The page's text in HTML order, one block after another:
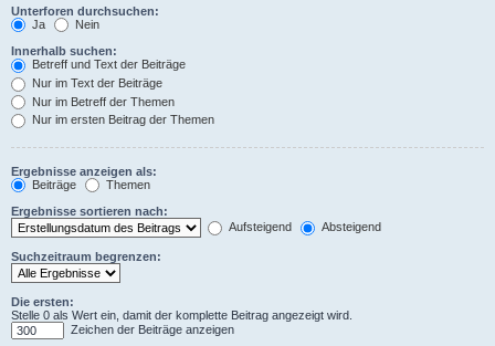
Unterforen durchsuchen:
Ja
Nein
Innerhalb suchen:
Betreff und Text der Beiträge
Nur im Text der Beiträge
Nur im Betreff der Themen
Nur im ersten Beitrag der Themen
Ergebnisse anzeigen als:
Beiträge
Themen
Ergebnisse sortieren nach:
Aufsteigend
Absteigend
Suchzeitraum begrenzen:
Die ersten:
Stelle 0 als Wert ein, damit der komplette Beitrag angezeigt wird.
Zeichen der Beiträge anzeigen